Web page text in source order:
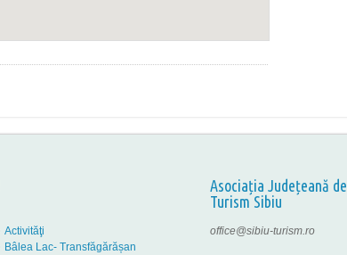
Asociația Județeană de
Turism Sibiu
Activităţi
Bâlea Lac- Transfăgărășan
office@sibiu-turism.ro